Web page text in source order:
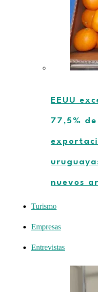
EEUU
77,5%
nuevos
Turismo
Empresas
Entrevistas